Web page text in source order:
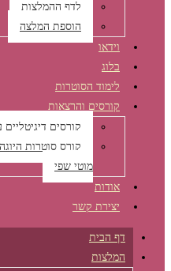
לדף ההמלצות
הוספת המלצה
וידאו
בלוג
לימוד הסוטרות
קורסים והרצאות
קורסים
מוטי שפי
אודות
יצירת קשר
דף הבית
המלצות